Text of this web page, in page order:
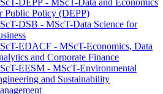
DEPP - MScT-Data and Economics
Public Policy (DEPP)
DSB - MScT-Data Science for
EDACF - MScT-Economics, Data
and Corporate Finance
EESM - MScT-Environmental
and Sustainability